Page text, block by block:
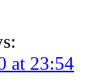
at 23:54